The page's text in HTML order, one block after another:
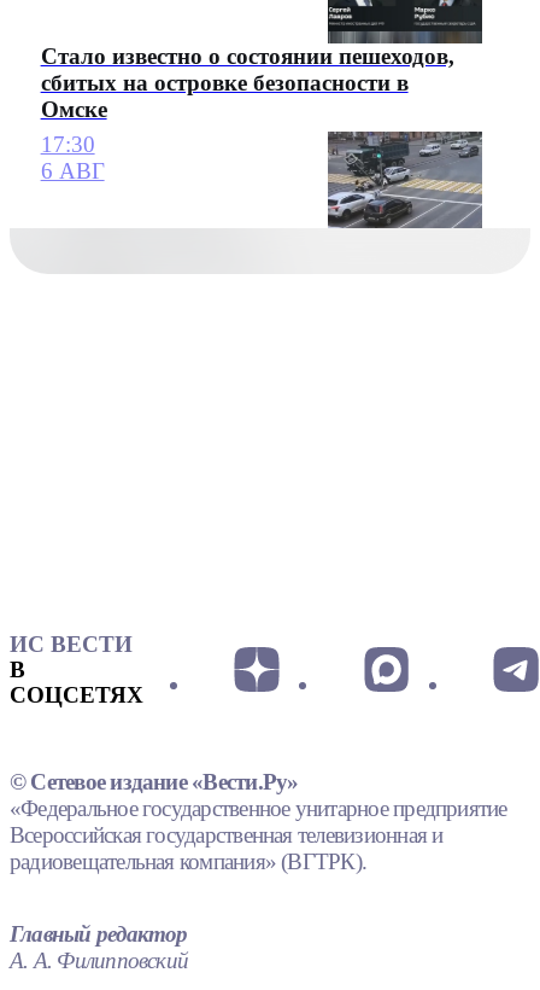
Стало известно о состоянии пешеходов,
сбитых на островке безопасности в
Омске
17:30
6 АВГ
ИС ВЕСТИ
В
СОЦСЕТЯХ
© Сетевое издание «Вести.Ру»
«Федеральное государственное унитарное предприятие
Всероссийская государственная телевизионная и
радиовещательная компания» (ВГТРК).
Главный редактор
А. А. Филипповский